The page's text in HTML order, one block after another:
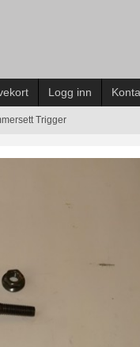
Logg inn
Trigger